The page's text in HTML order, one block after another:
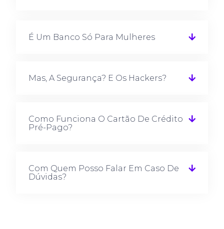
É Um Banco Só Para Mulheres
Mas, A Segurança? E Os Hackers?
Como Funciona O Cartão De Crédito
Pré-Pago?
Com Quem Posso Falar Em Caso De
Dúvidas?